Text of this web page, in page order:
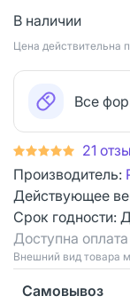
В наличии
Цена действительна
Все
21
Производитель:
Действующее
Срок годности:
Доступна
Bнешний вид товара
Самовывоз